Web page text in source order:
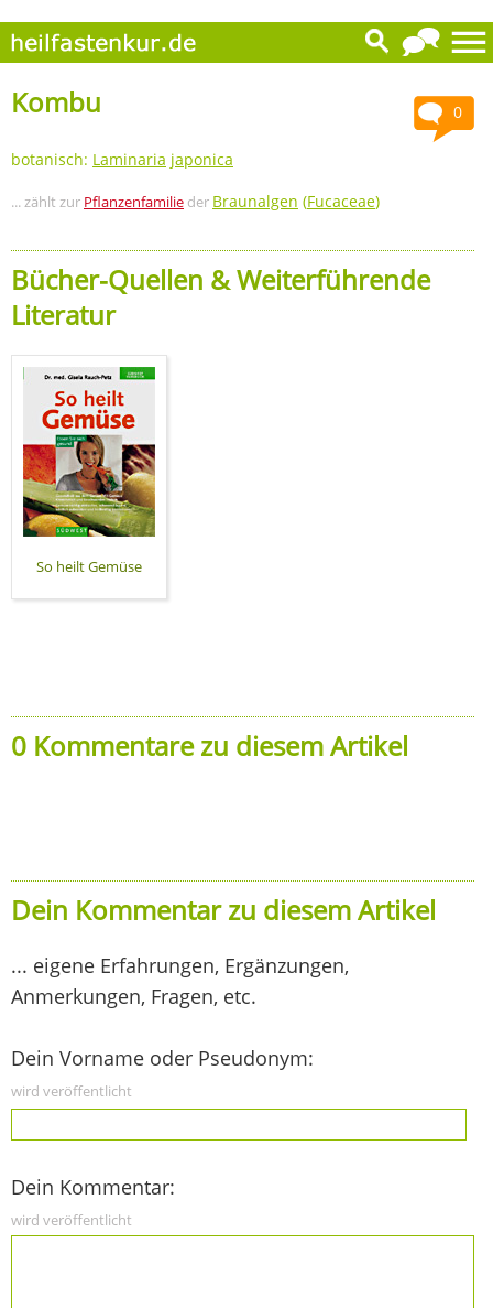
0
Kombu
botanisch: Laminaria japonica
... zählt zur Pflanzenfamilie der Braunalgen (Fucaceae)
Bücher-Quellen & Weiterführende
Literatur
So heilt Gemüse
0 Kommentare zu diesem Artikel
Dein Kommentar zu diesem Artikel
... eigene Erfahrungen, Ergänzungen,
Anmerkungen, Fragen, etc.
Dein Vorname oder Pseudonym:
wird veröffentlicht
Dein Kommentar:
wird veröffentlicht